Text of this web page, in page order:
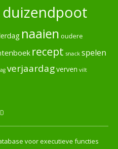
naaien oudere
recept snack spelen
verjaardagverven vilt
voor executieve functies